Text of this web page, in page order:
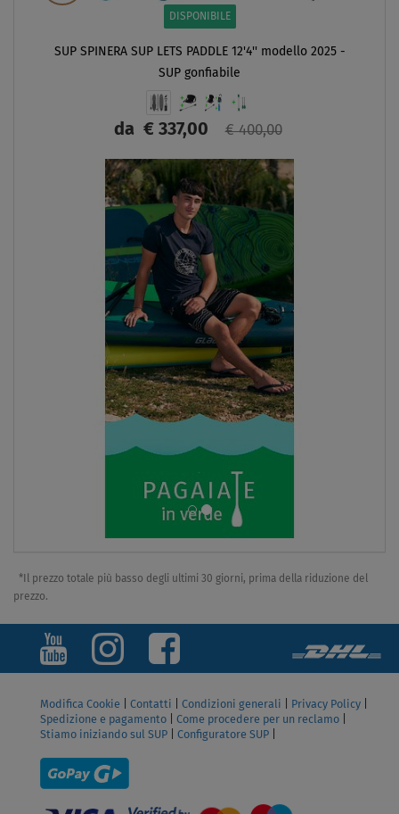
DISPONIBILE
SUP SPINERA SUP LETS PADDLE 12'4'' modello 2025 -
SUP gonfiabile
da€ 337,00 € 400,00
SCHERMO
*Il prezzo totale più basso degli ultimi 30 giorni, prima della riduzione del
prezzo.
Modifica Cookie Contatti Condizioni generali Privacy Policy
Spedizione e pagamento
Come procedere per un reclamo
Stiamo iniziando sul SUP
Configuratore SUP